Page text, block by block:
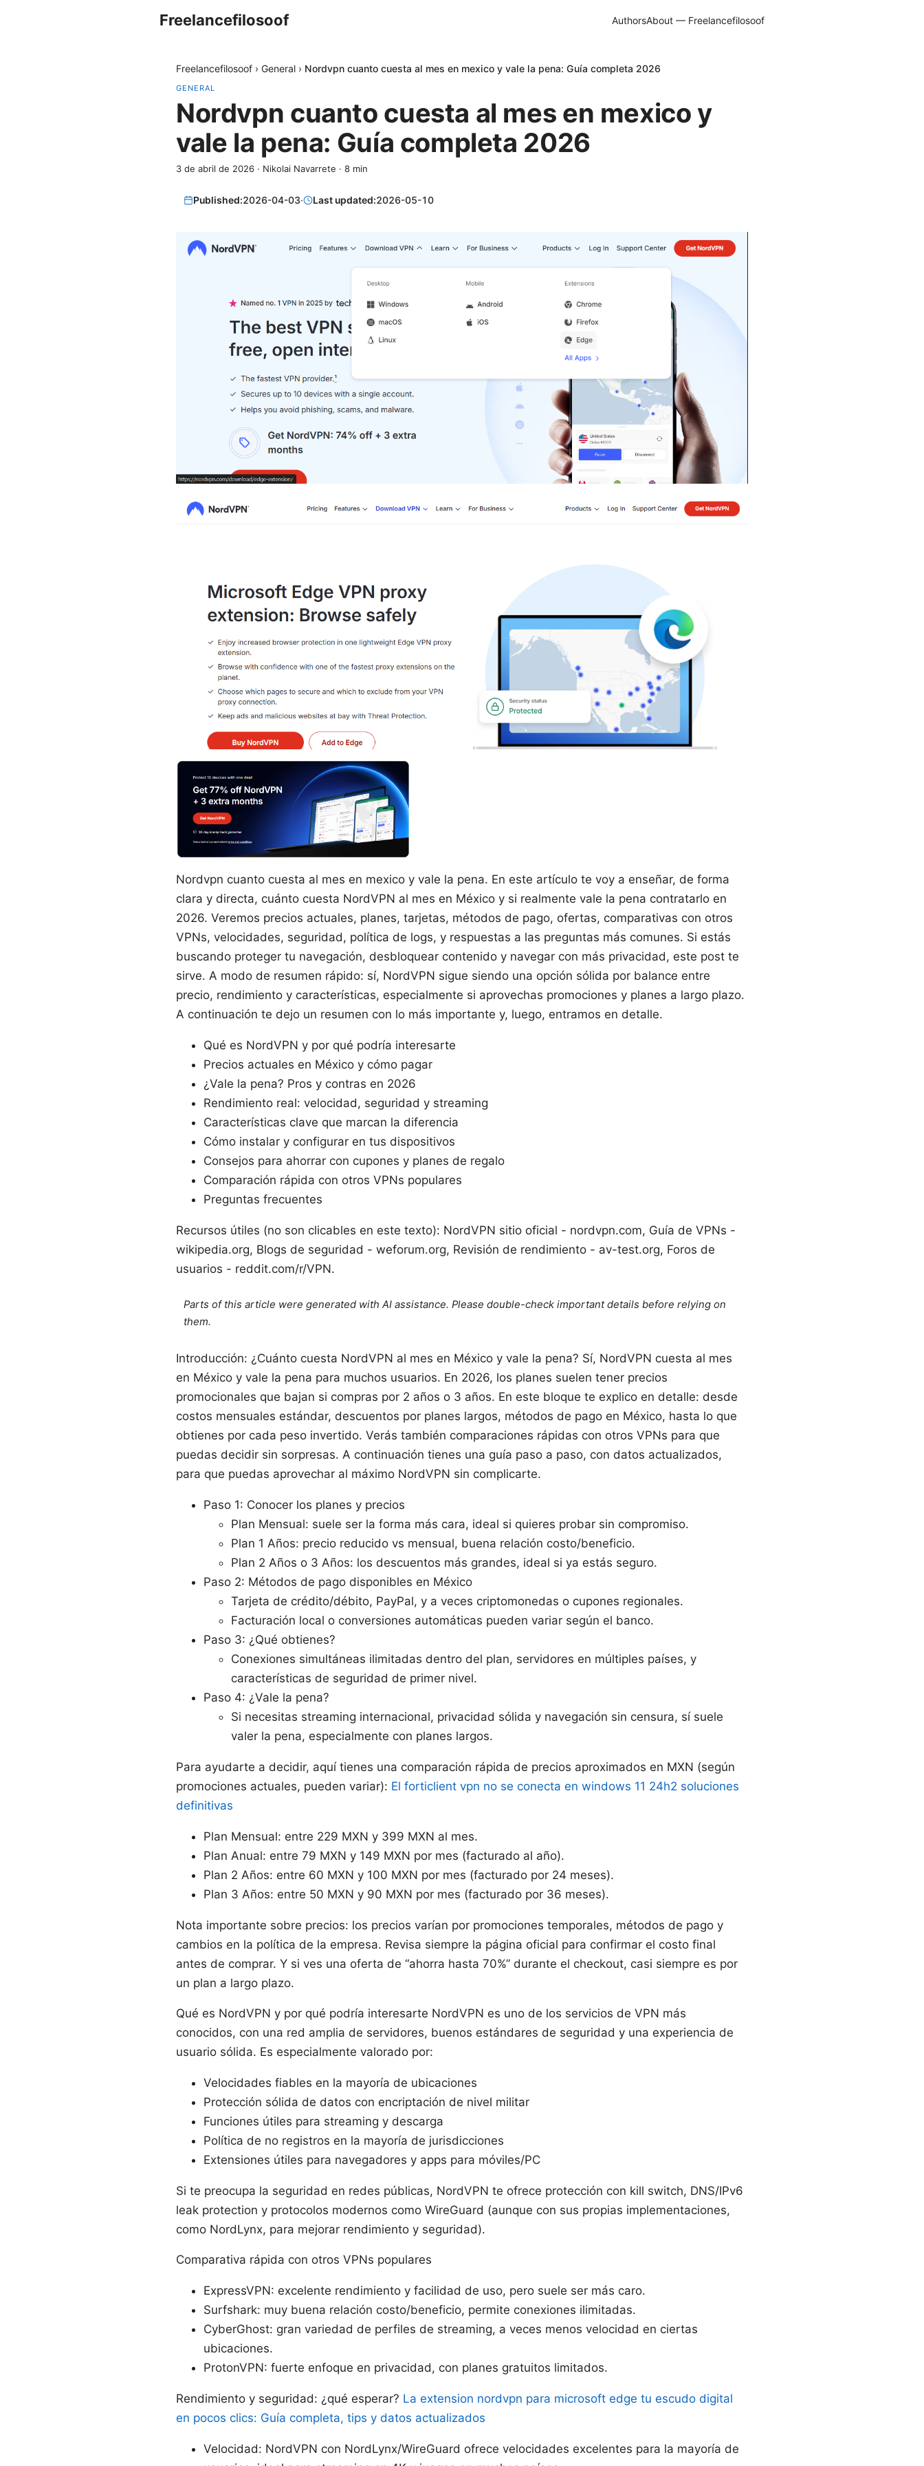
Freelancefilosoof AuthorsAbout — Freelancefilosoof
Freelancefilosoof › General › Nordvpn cuanto cuesta al mes en mexico y vale la pena: Guía completa 2026
GENERAL
Nordvpn cuanto cuesta al mes en mexico y
vale la pena: Guía completa 2026
3 de abril de 2026 · Nikolai Navarrete · 8 min
Published:2026-04-03· Last updated:2026-05-10
Nordvpn cuanto cuesta al mes en mexico y vale la pena. En este artículo te voy a enseñar, de forma
clara y directa, cuánto cuesta NordVPN al mes en México y si realmente vale la pena contratarlo en
2026. Veremos precios actuales, planes, tarjetas, métodos de pago, ofertas, comparativas con otros
VPNs, velocidades, seguridad, política de logs, y respuestas a las preguntas más comunes. Si estás
buscando proteger tu navegación, desbloquear contenido y navegar con más privacidad, este post te
sirve. A modo de resumen rápido: sí, NordVPN sigue siendo una opción sólida por balance entre
precio, rendimiento y características, especialmente si aprovechas promociones y planes a largo plazo.
A continuación te dejo un resumen con lo más importante y, luego, entramos en detalle.
Qué es NordVPN y por qué podría interesarte
Precios actuales en México y cómo pagar
¿Vale la pena? Pros y contras en 2026
Rendimiento real: velocidad, seguridad y streaming
Características clave que marcan la diferencia
Cómo instalar y configurar en tus dispositivos
Consejos para ahorrar con cupones y planes de regalo
Comparación rápida con otros VPNs populares
Preguntas frecuentes
Recursos útiles (no son clicables en este texto): NordVPN sitio oficial - nordvpn.com, Guía de VPNs -
wikipedia.org, Blogs de seguridad - weforum.org, Revisión de rendimiento - av-test.org, Foros de
usuarios - reddit.com/r/VPN.
Parts of this article were generated with AI assistance. Please double-check important details before relying on
them.
Introducción: ¿Cuánto cuesta NordVPN al mes en México y vale la pena? Sí, NordVPN cuesta al mes
en México y vale la pena para muchos usuarios. En 2026, los planes suelen tener precios
promocionales que bajan si compras por 2 años o 3 años. En este bloque te explico en detalle: desde
costos mensuales estándar, descuentos por planes largos, métodos de pago en México, hasta lo que
obtienes por cada peso invertido. Verás también comparaciones rápidas con otros VPNs para que
puedas decidir sin sorpresas. A continuación tienes una guía paso a paso, con datos actualizados,
para que puedas aprovechar al máximo NordVPN sin complicarte.
Paso 1: Conocer los planes y precios
Plan Mensual: suele ser la forma más cara, ideal si quieres probar sin compromiso.
Plan 1 Años: precio reducido vs mensual, buena relación costo/beneficio.
Plan 2 Años o 3 Años: los descuentos más grandes, ideal si ya estás seguro.
Paso 2: Métodos de pago disponibles en México
Tarjeta de crédito/débito, PayPal, y a veces criptomonedas o cupones regionales.
Facturación local o conversiones automáticas pueden variar según el banco.
Paso 3: ¿Qué obtienes?
Conexiones simultáneas ilimitadas dentro del plan, servidores en múltiples países, y
características de seguridad de primer nivel.
Paso 4: ¿Vale la pena?
Si necesitas streaming internacional, privacidad sólida y navegación sin censura, sí suele
valer la pena, especialmente con planes largos.
Para ayudarte a decidir, aquí tienes una comparación rápida de precios aproximados en MXN (según
promociones actuales, pueden variar): El forticlient vpn no se conecta en windows 11 24h2 soluciones
definitivas
Plan Mensual: entre 229 MXN y 399 MXN al mes.
Plan Anual: entre 79 MXN y 149 MXN por mes (facturado al año).
Plan 2 Años: entre 60 MXN y 100 MXN por mes (facturado por 24 meses).
Plan 3 Años: entre 50 MXN y 90 MXN por mes (facturado por 36 meses).
Nota importante sobre precios: los precios varían por promociones temporales, métodos de pago y
cambios en la política de la empresa. Revisa siempre la página oficial para confirmar el costo final
antes de comprar. Y si ves una oferta de “ahorra hasta 70%” durante el checkout, casi siempre es por
un plan a largo plazo.
Qué es NordVPN y por qué podría interesarte NordVPN es uno de los servicios de VPN más
conocidos, con una red amplia de servidores, buenos estándares de seguridad y una experiencia de
usuario sólida. Es especialmente valorado por:
Velocidades fiables en la mayoría de ubicaciones
Protección sólida de datos con encriptación de nivel militar
Funciones útiles para streaming y descarga
Política de no registros en la mayoría de jurisdicciones
Extensiones útiles para navegadores y apps para móviles/PC
Si te preocupa la seguridad en redes públicas, NordVPN te ofrece protección con kill switch, DNS/IPv6
leak protection y protocolos modernos como WireGuard (aunque con sus propias implementaciones,
como NordLynx, para mejorar rendimiento y seguridad).
Comparativa rápida con otros VPNs populares
ExpressVPN: excelente rendimiento y facilidad de uso, pero suele ser más caro.
Surfshark: muy buena relación costo/beneficio, permite conexiones ilimitadas.
CyberGhost: gran variedad de perfiles de streaming, a veces menos velocidad en ciertas
ubicaciones.
ProtonVPN: fuerte enfoque en privacidad, con planes gratuitos limitados.
Rendimiento y seguridad: ¿qué esperar? La extension nordvpn para microsoft edge tu escudo digital
en pocos clics: Guía completa, tips y datos actualizados
Velocidad: NordVPN con NordLynx/WireGuard ofrece velocidades excelentes para la mayoría de